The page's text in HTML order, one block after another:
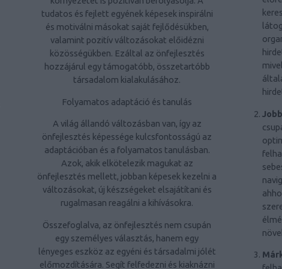
tudatos és fejlett egyének képesek inspirálni
és motiválni másokat saját fejlődésükben,
valamint pozitív változásokat előidézni
közösségükben. Ezáltal az önfejlesztés
hozzájárul egy támogatóbb, összetartóbb
társadalom kialakulásához.
Folyamatos adaptáció és tanulás
A világ állandó változásban van, így az
önfejlesztés képessége kulcsfontosságú az
adaptációban és a folyamatos tanulásban.
Azok, akik elkötelezik magukat az
önfejlesztés mellett, jobban képesek kezelni a
változásokat, új készségeket elsajátítani és
rugalmasan reagálni a kihívásokra.
Összefoglalva, az önfejlesztés nem csupán
egy személyes választás, hanem egy
lényeges eszköz az egyéni és társadalmi jólét
előmozdítására. Segít felfedezni és kiaknázni